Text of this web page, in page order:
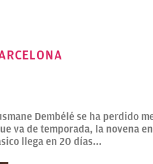
Dembélé se ha perdido
va de temporada, la novena
llega en 20 días...